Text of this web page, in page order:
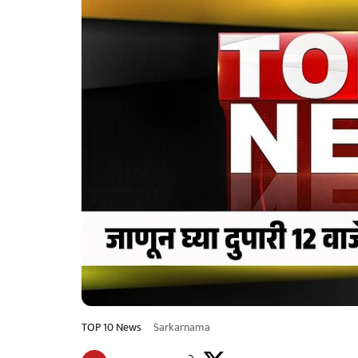
TOP 10 News Sarkarnama